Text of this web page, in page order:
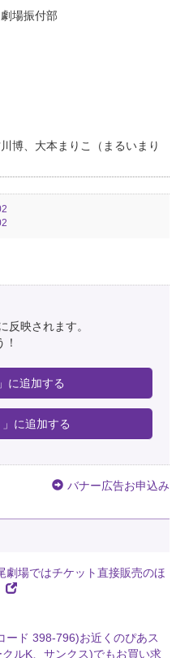
場振付部
博、大本まりこ（まるいまり
反映されます。
に追加する
」に追加する
バナー広告お申込み
場ではチケット直接販売のほ
ド 398-796)お近くのぴあス
ルK、サンクス)でもお買い求